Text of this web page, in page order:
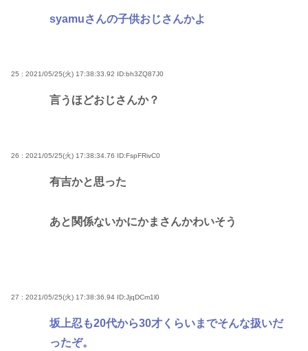
syamuさんの子供おじさんかよ
25 : 2021/05/25(火) 17:38:33.92 ID:bh3ZQ87J0
言うほどおじさんか？
26 : 2021/05/25(火) 17:38:34.76 ID:FspFRivC0
有吉かと思った
あと関係ないかにかまさんかわいそう
27 : 2021/05/25(火) 17:38:36.94 ID:JjqDCm1l0
坂上忍も20代から30才くらいまでそんな扱いだ
ったぞ。